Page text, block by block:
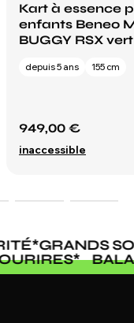
Kart à essence
enfants Beneo
BUGGY RSX
depuis 5 ans 155 cm
949,00 €
inaccessible
*GRANDS
*